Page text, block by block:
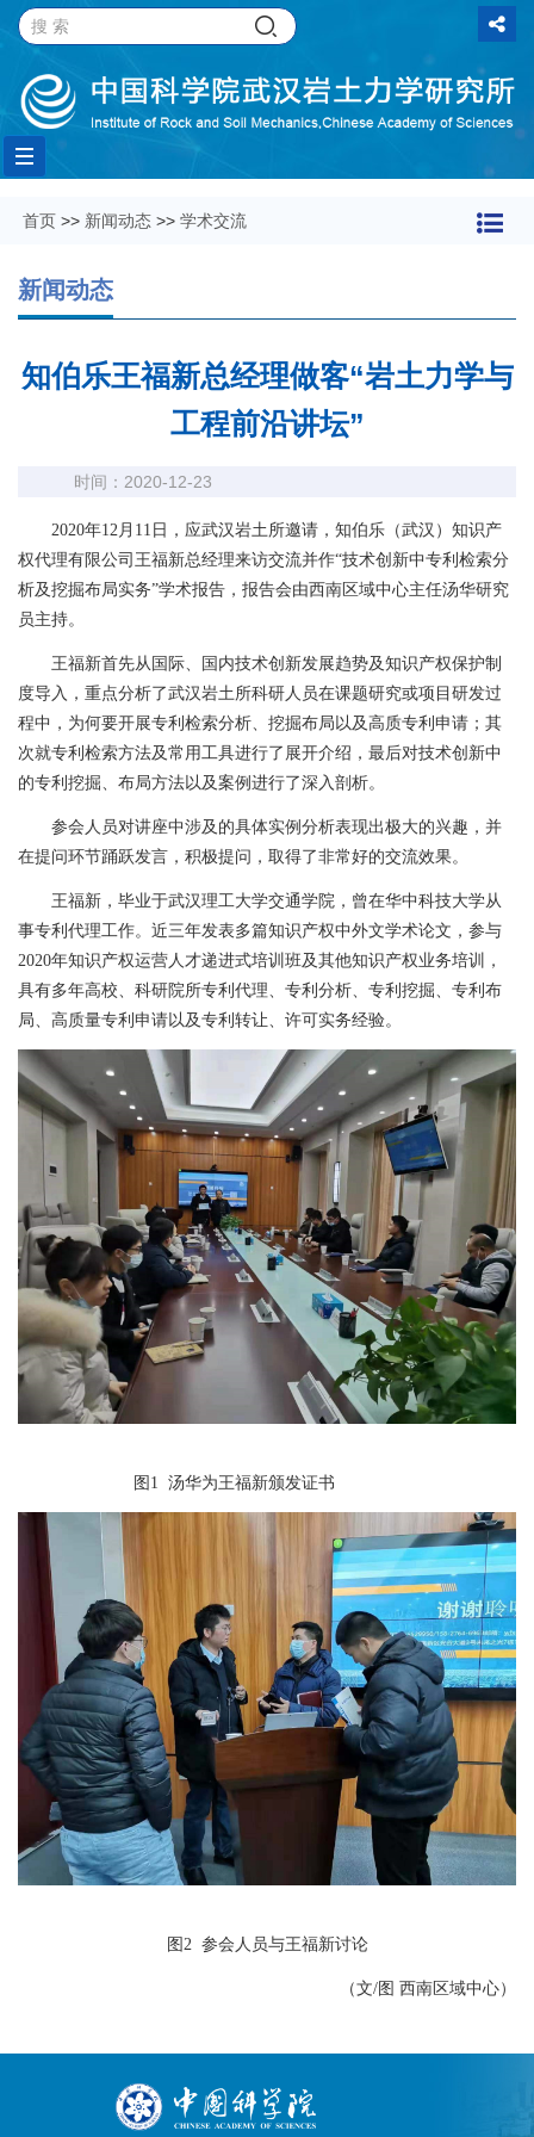
Toggle
navigation
首页 >> 新闻动态 >> 学术交流
新闻动态
知伯乐王福新总经理做客“岩土力学与
工程前沿讲坛”
时间：2020-12-23
2020年12月11日，应武汉岩土所邀请，知伯乐（武汉）知识产
权代理有限公司王福新总经理来访交流并作“技术创新中专利检索分
析及挖掘布局实务”学术报告，报告会由西南区域中心主任汤华研究
员主持。
王福新首先从国际、国内技术创新发展趋势及知识产权保护制
度导入，重点分析了武汉岩土所科研人员在课题研究或项目研发过
程中，为何要开展专利检索分析、挖掘布局以及高质专利申请；其
次就专利检索方法及常用工具进行了展开介绍，最后对技术创新中
的专利挖掘、布局方法以及案例进行了深入剖析。
参会人员对讲座中涉及的具体实例分析表现出极大的兴趣，并
在提问环节踊跃发言，积极提问，取得了非常好的交流效果。
王福新，毕业于武汉理工大学交通学院，曾在华中科技大学从
事专利代理工作。近三年发表多篇知识产权中外文学术论文，参与
2020年知识产权运营人才递进式培训班及其他知识产权业务培训，
具有多年高校、科研院所专利代理、专利分析、专利挖掘、专利布
局、高质量专利申请以及专利转让、许可实务经验。
图1 汤华为王福新颁发证书
图2 参会人员与王福新讨论
（文/图 西南区域中心）